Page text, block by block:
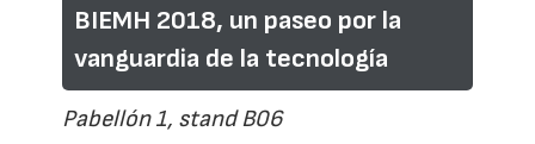
BIEMH 2018, un paseo por la
vanguardia de la tecnología
Pabellón 1, stand B06